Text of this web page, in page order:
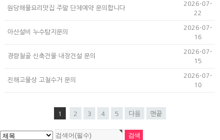
원당해물요리맛집 주말 단체예약 문의합니다
2026-07-
22
아산설비 누수탐지문의
2026-07-
16
경량철골 신축건물 내장건설 문의
2026-07-
15
진해고물상 고철수거 문의
2026-07-
10
1 2 3 4 5 다음 맨끝